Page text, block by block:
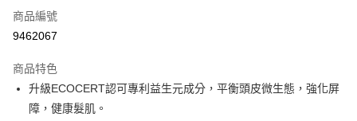
Apple Pay
悠遊付
Google Pay
商品編號
9462067
商品特色
升級ECOCERT認可專利益生元成分，平衡頭皮微生態，強化屏
障，健康髮肌。